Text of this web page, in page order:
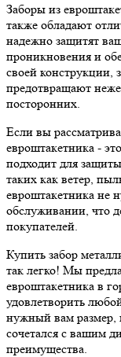
Заборы из
также обладают
надежно защитят
проникновения и
своей конструкции,
предотвращают
посторонних.
Если вы
евроштакетника -
подходит для
таких как ветер,
евроштакетника не
обслуживании, что
покупателей.
Купить забор
так легко! Мы
евроштакетника в
удовлетворить
нужный вам размер,
сочетался с вашим
преимущества.